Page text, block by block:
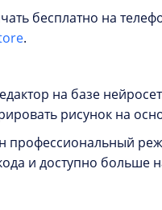
бесплатно на
.
на базе
рисунок на
профессиональный
и доступно больше